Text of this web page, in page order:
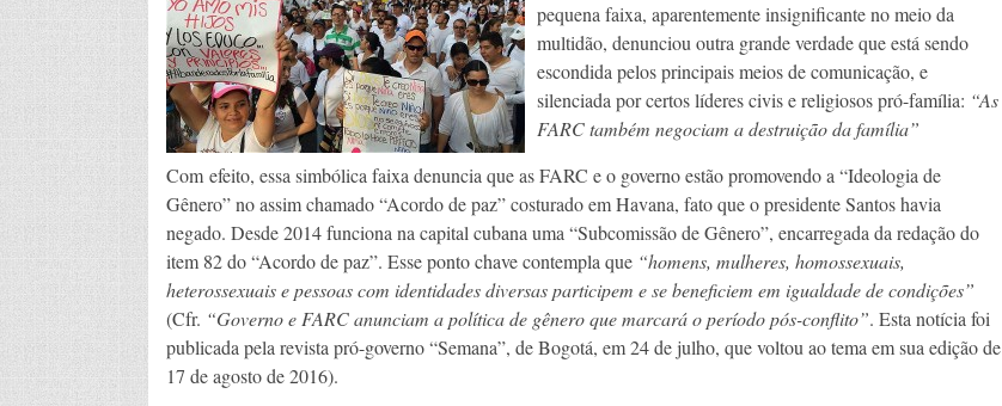
pequena faixa, aparentemente insignificante no meio da
multidão, denunciou outra grande verdade que está sendo
escondida pelos principais meios de comunicação, e
silenciada por certos líderes civis e religiosos pró-família: “As
FARC também negociam a destruição da família”
Com efeito, essa simbólica faixa denuncia que as FARC e o governo estão promovendo a “Ideologia de
Gênero” no assim chamado “Acordo de paz” costurado em Havana, fato que o presidente Santos havia
negado. Desde 2014 funciona na capital cubana uma “Subcomissão de Gênero”, encarregada da redação do
item 82 do “Acordo de paz”. Esse ponto chave contempla que “homens, mulheres, homossexuais,
heterossexuais e pessoas com identidades diversas participem e se beneficiem em igualdade de condições”
(Cfr. “Governo e FARC anunciam a política de gênero que marcará o período pós-conflito”. Esta notícia foi
publicada pela revista pró-governo “Semana”, de Bogotá, em 24 de julho, que voltou ao tema em sua edição de
17 de agosto de 2016).